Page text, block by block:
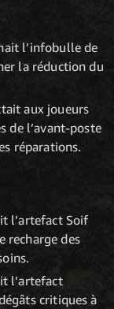
l’infobulle de
la réduction du
aux joueurs
de l’avant-poste
réparations.
l’artefact Soif
recharge des
l’artefact
critiques à